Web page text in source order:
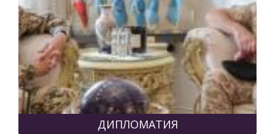
ДИПЛОМАТИЯ